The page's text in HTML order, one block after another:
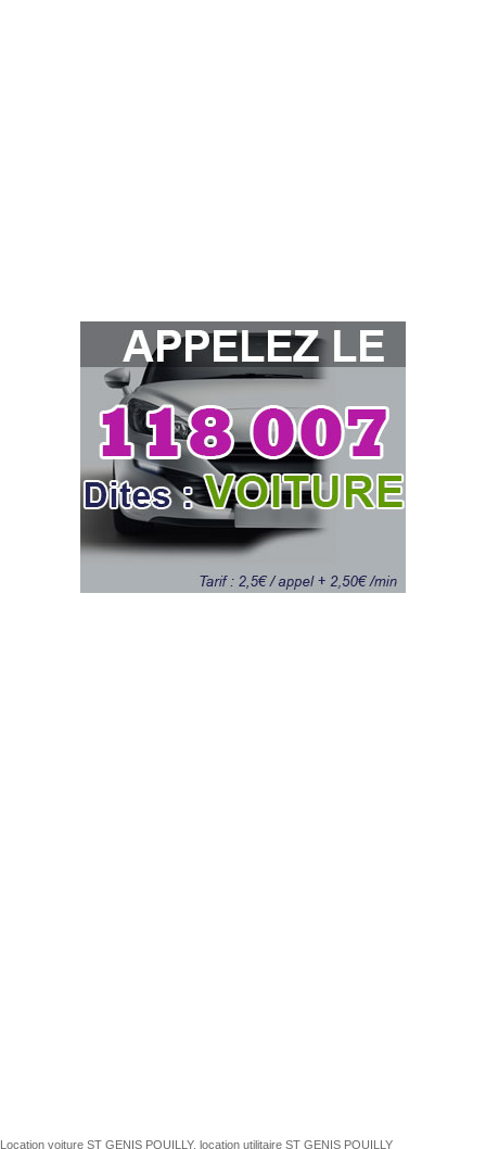
Location voiture ST GENIS POUILLY, location utilitaire ST GENIS POUILLY